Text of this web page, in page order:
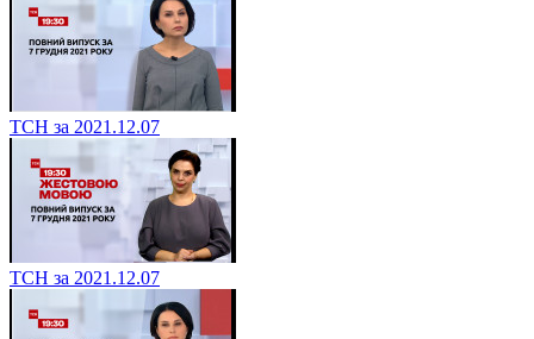
ТСН за 2021.12.07
ТСН за 2021.12.07